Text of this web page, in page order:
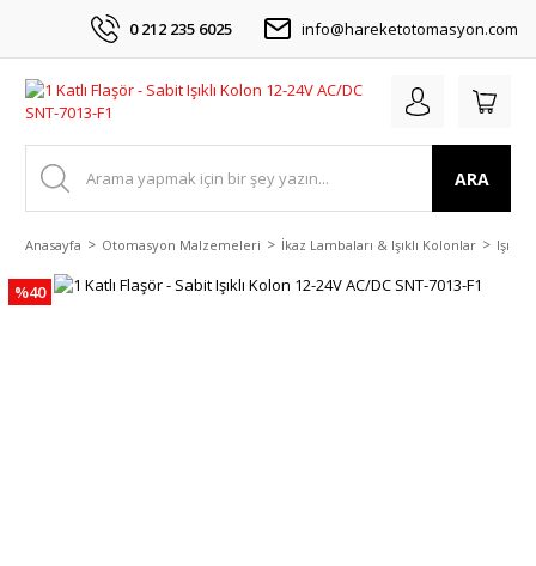
0 212 235 6025 info@hareketotomasyon.com
ARA
Anasayfa Otomasyon Malzemeleri İkaz Lambaları & Işıklı Kolonlar Işıklı
%40